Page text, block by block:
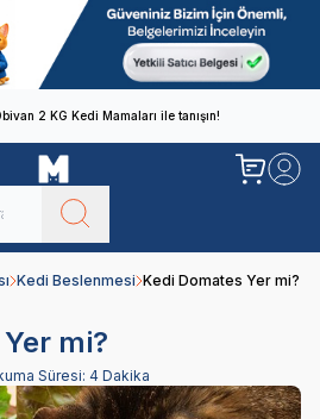
2 KG Kedi Mamaları ile tanışın!
Kedi Beslenmesi Kedi Domates Yer mi?
mi?
Süresi: 4 Dakika